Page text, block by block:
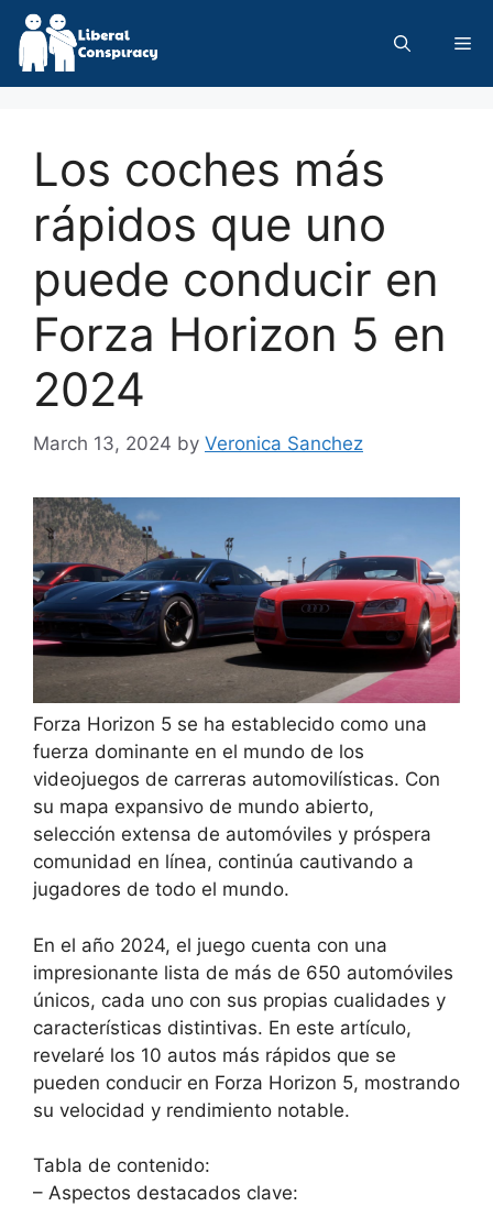
Skip
content
Los coches más
rápidos que uno
puede conducir en
Forza Horizon 5 en
2024
March 13, 2024 by Veronica Sanchez
Forza Horizon 5 se ha establecido como una
fuerza dominante en el mundo de los
videojuegos de carreras automovilísticas. Con
su mapa expansivo de mundo abierto,
selección extensa de automóviles y próspera
comunidad en línea, continúa cautivando a
jugadores de todo el mundo.
En el año 2024, el juego cuenta con una
impresionante lista de más de 650 automóviles
únicos, cada uno con sus propias cualidades y
características distintivas. En este artículo,
revelaré los 10 autos más rápidos que se
pueden conducir en Forza Horizon 5, mostrando
su velocidad y rendimiento notable.
Tabla de contenido:
– Aspectos destacados clave: